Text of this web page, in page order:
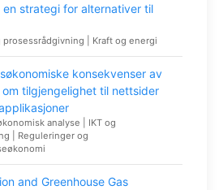
en strategi for alternativer til
prosessrådgivning | Kraft og energi
konsekvenser av
tilgjengelighet til nettsider
analyse | IKT og
| Reguleringer og
and Greenhouse Gas